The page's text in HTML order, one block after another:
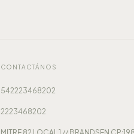
CONTACTÁNOS
542223468202
2223468202